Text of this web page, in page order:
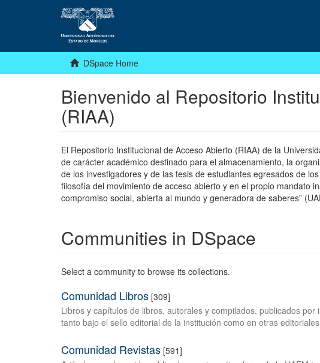
DSpace Home
Bienvenido al Repositorio
(RIAA)
El Repositorio Institucional de Acceso Abierto (RIAA) de la
de carácter académico destinado para el almacenamiento, la
de los investigadores y de las tesis de estudiantes egresados de
filosofía del movimiento de acceso abierto y en el propio mandato
compromiso social, abierta al mundo y generadora de saberes”
Communities in DSpace
Select a community to browse its collections.
Comunidad Libros [309]
Libros y capítulos de libros, autorales y compilados, publicados por
tanto bajo el sello editorial de la institución como en otras
Comunidad Revistas [591]